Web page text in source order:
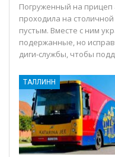
Погруженный на
проходила на
пустым. Вместе с ним
подержанные, но
диги-службы, чтобы
ТАЛЛИНН